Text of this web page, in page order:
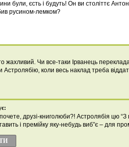
були, єсть і будуть! Он ви століттє
русином-лемком?
жахливий. Чи все-таки Ірванець
Астролябію, коли весь наклад треба
друзі-книголюби?! Астролябія цю “З
і премійку яку-небудь виб”є – для